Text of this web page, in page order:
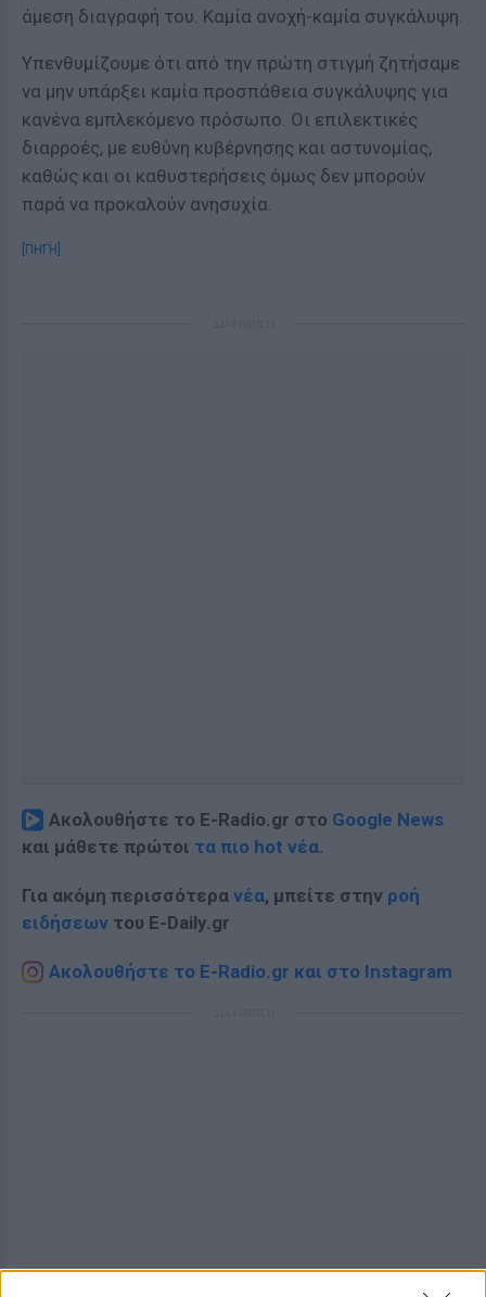
άμεση διαγραφή του. Καμία ανοχή-καμία συγκάλυψη.
Υπενθυμίζουμε ότι από την πρώτη στιγμή ζητήσαμε
να μην υπάρξει καμία προσπάθεια συγκάλυψης για
κανένα εμπλεκόμενο πρόσωπο. Οι επιλεκτικές
διαρροές, με ευθύνη κυβέρνησης και αστυνομίας,
καθώς και οι καθυστερήσεις όμως δεν μπορούν
παρά να προκαλούν ανησυχία.
[ΠΗΓΗ]
Ακολουθήστε το E-Radio.gr στο Google News
και μάθετε πρώτοι τα πιο hot νέα.
Για ακόμη περισσότερα νέα, μπείτε στην ροή
ειδήσεων του E-Daily.gr
Ακολουθήστε το E-Radio.gr και στο Instagram